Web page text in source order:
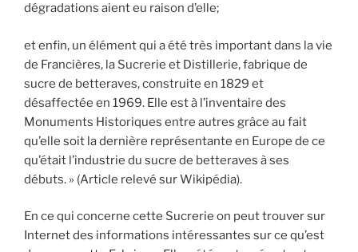
dégradations aient eu raison d’elle;
et enfin, un élément qui a été très important dans la vie
de Francières, la Sucrerie et Distillerie, fabrique de
sucre de betteraves, construite en 1829 et
désaffectée en 1969. Elle est à l’inventaire des
Monuments Historiques entre autres grâce au fait
qu’elle soit la dernière représentante en Europe de ce
qu’était l’industrie du sucre de betteraves à ses
débuts. » (Article relevé sur Wikipédia).
En ce qui concerne cette Sucrerie on peut trouver sur
Internet des informations intéressantes sur ce qu’est